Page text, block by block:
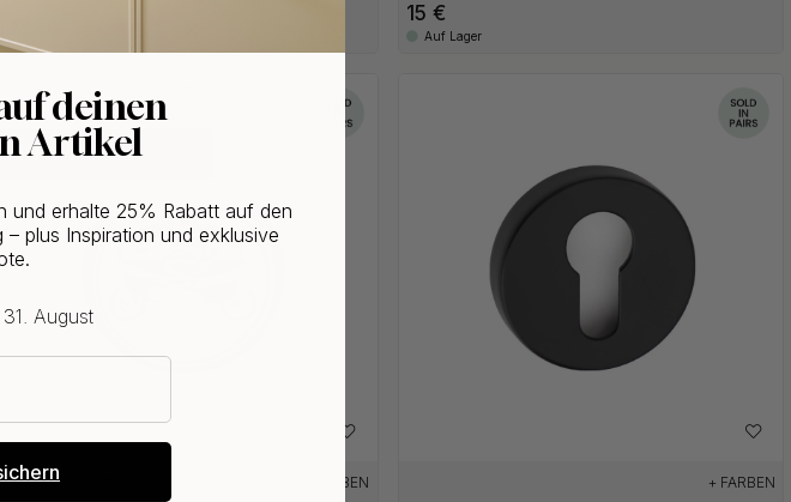
15 €
Auf Lager
POPULAR
+ FARBEN + FARBEN
deinen
Artikel
und erhalte 25% Rabatt auf den
plus Inspiration und exklusive
August